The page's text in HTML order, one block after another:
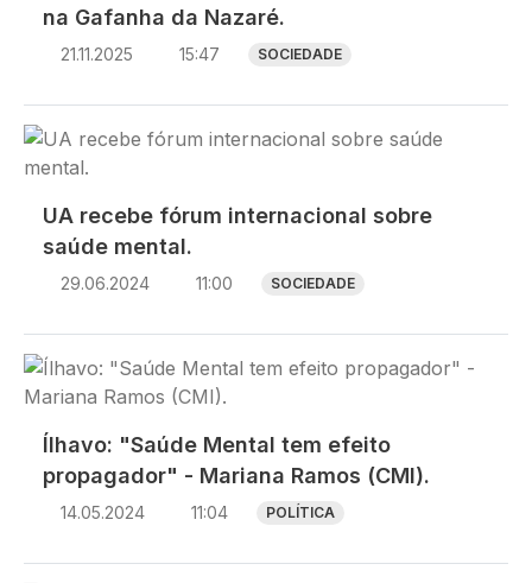
na Gafanha da Nazaré.
21.11.2025 15:47 SOCIEDADE
Imagem
UA recebe fórum internacional sobre
saúde mental.
29.06.2024 11:00 SOCIEDADE
Imagem
Ílhavo: "Saúde Mental tem efeito
propagador" - Mariana Ramos (CMI).
14.05.2024 11:04 POLÍTICA